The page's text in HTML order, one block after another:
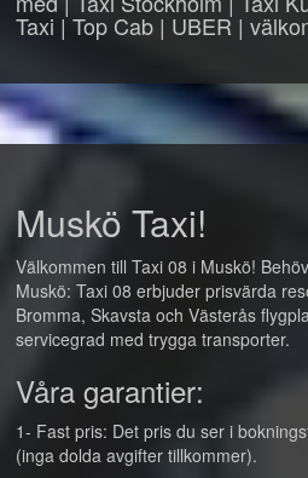
Taxi | Top Cab | UBER |
Muskö Taxi!
Välkommen till Taxi 08 i Muskö!
Muskö: Taxi 08 erbjuder prisvärda
Bromma, Skavsta och Västerås
servicegrad med trygga transporter.
Våra garantier:
1- Fast pris: Det pris du ser i
(inga dolda avgifter tillkommer).